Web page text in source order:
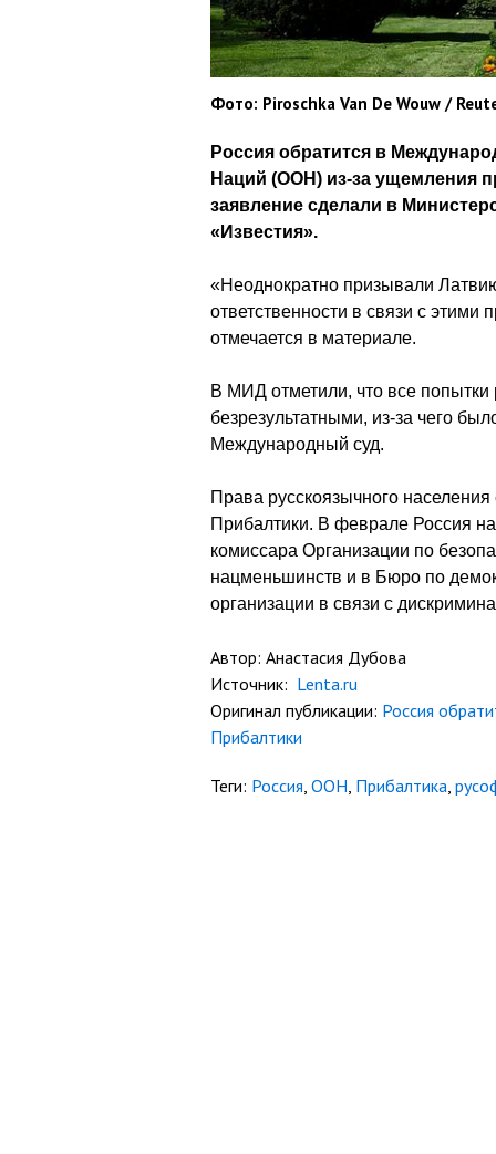
Фото: Piroschka Van De Wouw /
Россия обратится в
Наций (ООН) из-за ущемления
заявление сделали в
«Известия».
«Неоднократно призывали
ответственности в связи с
отмечается в материале.
В МИД отметили, что все
безрезультатными, из-за чего
Международный суд.
Права русскоязычного
Прибалтики. В феврале Россия
комиссара Организации по
нацменьшинств и в Бюро по
организации в связи с
Автор: Анастасия Дубова
Источник: Lenta.ru
Оригинал публикации: Россия
Прибалтики
Теги: Россия ООН Прибалтика